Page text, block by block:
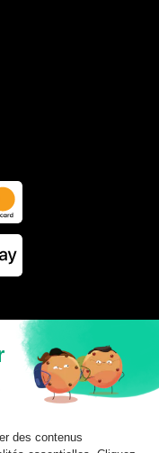
la base de donnée
interdit d’exploiter les
de laisser un tiers les
sans accord
une violation des